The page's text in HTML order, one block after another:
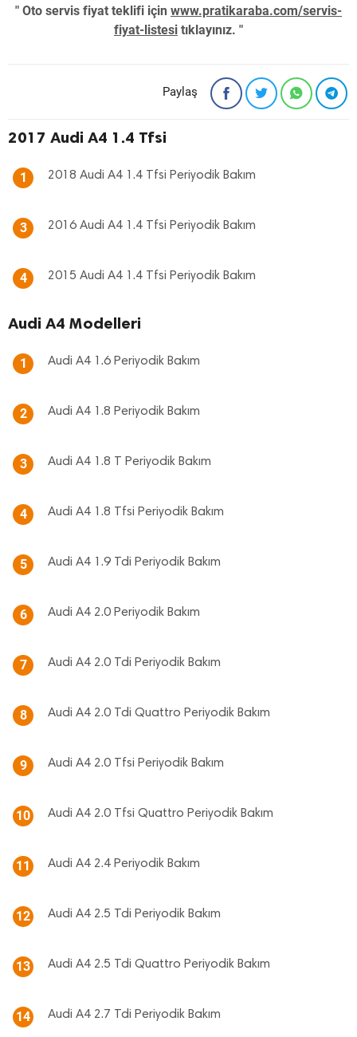
" Oto servis fiyat teklifi için www.pratikaraba.com/servis-
fiyat-listesi tıklayınız. "
Paylaş
2017 Audi A4 1.4 Tfsi
1 2018 Audi A4 1.4 Tfsi Periyodik Bakım
3 2016 Audi A4 1.4 Tfsi Periyodik Bakım
4 2015 Audi A4 1.4 Tfsi Periyodik Bakım
Audi A4 Modelleri
1 Audi A4 1.6 Periyodik Bakım
2 Audi A4 1.8 Periyodik Bakım
3 Audi A4 1.8 T Periyodik Bakım
4 Audi A4 1.8 Tfsi Periyodik Bakım
5 Audi A4 1.9 Tdi Periyodik Bakım
6 Audi A4 2.0 Periyodik Bakım
7 Audi A4 2.0 Tdi Periyodik Bakım
8 Audi A4 2.0 Tdi Quattro Periyodik Bakım
9 Audi A4 2.0 Tfsi Periyodik Bakım
10 Audi A4 2.0 Tfsi Quattro Periyodik Bakım
11 Audi A4 2.4 Periyodik Bakım
12 Audi A4 2.5 Tdi Periyodik Bakım
13 Audi A4 2.5 Tdi Quattro Periyodik Bakım
14 Audi A4 2.7 Tdi Periyodik Bakım